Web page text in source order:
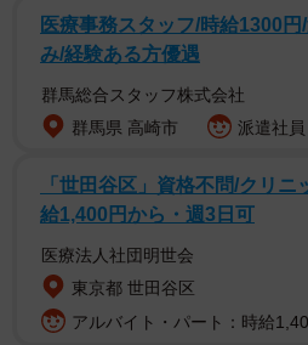
山崎さんが活動休止中、毛利蘭
が代役を務めていました。公式
「山崎和佳奈さんが大切に育て
の敬意を胸に、岡村明美さんに
医療事務スタッフ/時給1300
み/経験ある方優遇
群馬総合スタッフ株式会社
群馬県 高崎市
派遣社
「世田谷区」資格不問/クリニ
給1,400円から・週3日可
医療法人社団明世会
東京都 世田谷区
アルバイト・パート：時給